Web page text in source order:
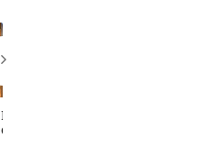
Balkansk kebab-
Cevapi køfte